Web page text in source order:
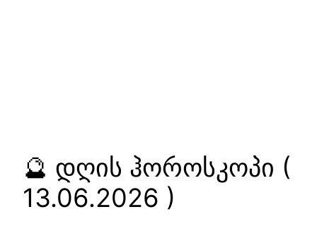
🔮 დღის ჰოროსკოპი (
13.06.2026 )